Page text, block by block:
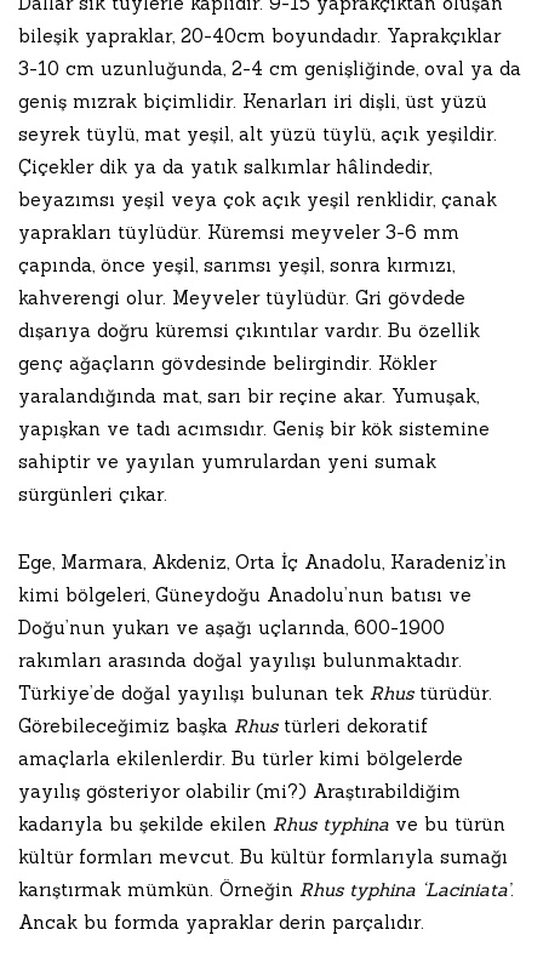
bileşik yapraklar, 20-40cm boyundadır. Yaprakçıklar
3-10 cm uzunluğunda, 2-4 cm genişliğinde, oval ya da
geniş mızrak biçimlidir. Kenarları iri dişli, üst yüzü
seyrek tüylü, mat yeşil, alt yüzü tüylü, açık yeşildir.
Çiçekler dik ya da yatık salkımlar hâlindedir,
beyazımsı yeşil veya çok açık yeşil renklidir, çanak
yaprakları tüylüdür. Küremsi meyveler 3-6 mm
çapında, önce yeşil, sarımsı yeşil, sonra kırmızı,
kahverengi olur. Meyveler tüylüdür. Gri gövdede
dışarıya doğru küremsi çıkıntılar vardır. Bu özellik
genç ağaçların gövdesinde belirgindir. Kökler
yaralandığında mat, sarı bir reçine akar. Yumuşak,
yapışkan ve tadı acımsıdır. Geniş bir kök sistemine
sahiptir ve yayılan yumrulardan yeni sumak
sürgünleri çıkar.
Ege, Marmara, Akdeniz, Orta İç Anadolu, Karadeniz’in
kimi bölgeleri, Güneydoğu Anadolu’nun batısı ve
Doğu’nun yukarı ve aşağı uçlarında, 600-1900
rakımları arasında doğal yayılışı bulunmaktadır.
Türkiye’de doğal yayılışı bulunan tek Rhustürüdür.
Görebileceğimiz başka Rhustürleri dekoratif
amaçlarla ekilenlerdir. Bu türler kimi bölgelerde
yayılış gösteriyor olabilir (mi?) Araştırabildiğim
kadarıyla bu şekilde ekilen Rhus typhina ve bu türün
kültür formları mevcut. Bu kültür formlarıyla sumağı
karıştırmak mümkün. Örneğin Rhus typhina ‘Laciniata’.
Ancak bu formda yapraklar derin parçalıdır.